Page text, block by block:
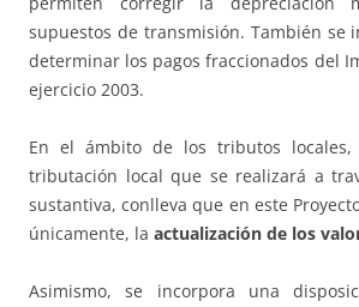
supuestos de transmisión. También se
determinar los pagos fraccionados del
ejercicio 2003.
En el ámbito de los tributos
tributación local que se realizará a
sustantiva, conlleva que en este
únicamente, la actualización de los
Asimismo, se incorpora una